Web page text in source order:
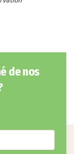
de nos